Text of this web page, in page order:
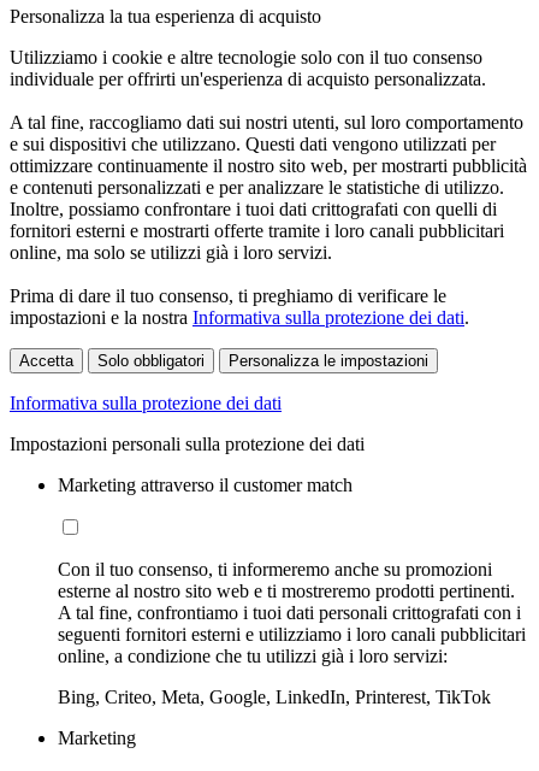
Personalizza la tua esperienza di acquisto
Utilizziamo i cookie e altre tecnologie solo con il tuo consenso
individuale per offrirti un'esperienza di acquisto personalizzata.
A tal fine, raccogliamo dati sui nostri utenti, sul loro comportamento
e sui dispositivi che utilizzano. Questi dati vengono utilizzati per
ottimizzare continuamente il nostro sito web, per mostrarti pubblicità
e contenuti personalizzati e per analizzare le statistiche di utilizzo.
Inoltre, possiamo confrontare i tuoi dati crittografati con quelli di
fornitori esterni e mostrarti offerte tramite i loro canali pubblicitari
online, ma solo se utilizzi già i loro servizi.
Prima di dare il tuo consenso, ti preghiamo di verificare le
impostazioni e la nostra Informativa sulla protezione dei dati.
Accetta Solo obbligatori Personalizza le impostazioni
Informativa sulla protezione dei dati
Impostazioni personali sulla protezione dei dati
Marketing attraverso il customer match
Con il tuo consenso, ti informeremo anche su promozioni
esterne al nostro sito web e ti mostreremo prodotti pertinenti.
A tal fine, confrontiamo i tuoi dati personali crittografati con i
seguenti fornitori esterni e utilizziamo i loro canali pubblicitari
online, a condizione che tu utilizzi già i loro servizi:
Bing, Criteo, Meta, Google, LinkedIn, Printerest, TikTok
Marketing